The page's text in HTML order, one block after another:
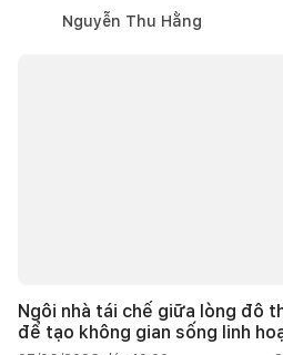
Nguyễn Thu Hằng
Ngôi nhà tái chế giữa lòng đô
để tạo không gian sống linh